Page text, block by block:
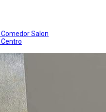
Salon